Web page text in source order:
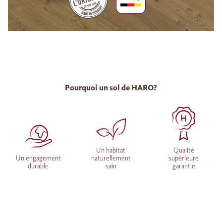
Pourquoi un sol de HARO?
Un engagement
durable
Un habitat
naturellement
sain
Qualité
supérieure
garantie